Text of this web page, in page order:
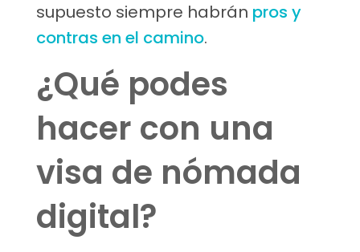
supuesto siempre habrán pros y
contras en el camino.
¿Qué podes
hacer con una
visa de nómada
digital?